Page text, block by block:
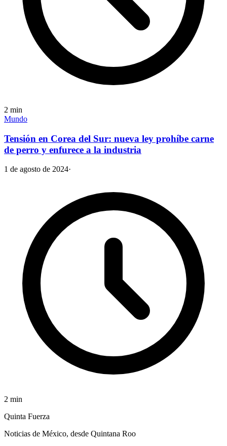
2 min
Mundo
Tensión en Corea del Sur: nueva ley prohíbe carne
de perro y enfurece a la industria
1 de agosto de 2024·
2 min
Quinta Fuerza
Noticias de México, desde Quintana Roo